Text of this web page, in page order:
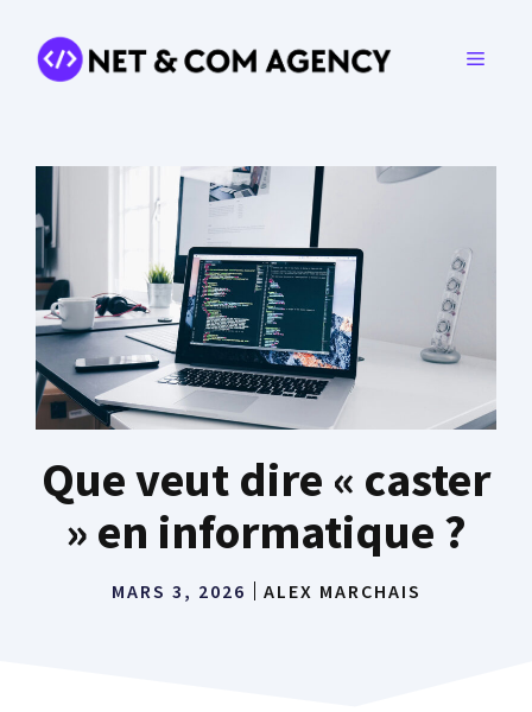
contenu
MENU
Que veut dire « caster
» en informatique ?
MARS 3, 2026 ALEX MARCHAIS